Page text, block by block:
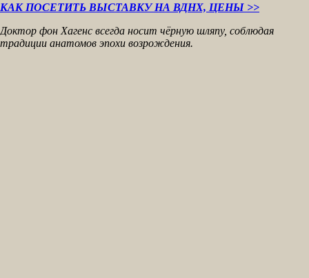
КАК ПОСЕТИТЬ ВЫСТАВКУ НА ВДНХ, ЦЕНЫ >>
Доктор фон Хагенс всегда носит чёрную шляпу, соблюдая
традиции анатомов эпохи возрождения.